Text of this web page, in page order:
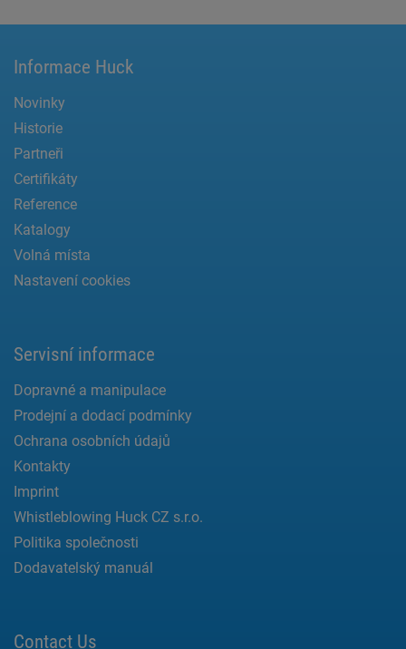
Informace Huck
Novinky
Historie
Partneři
Certifikáty
Reference
Katalogy
Volná místa
Nastavení cookies
Servisní informace
Dopravné a manipulace
Prodejní a dodací podmínky
Ochrana osobních údajů
Kontakty
Imprint
Whistleblowing Huck CZ s.r.o.
Politika společnosti
Dodavatelský manuál
Contact Us